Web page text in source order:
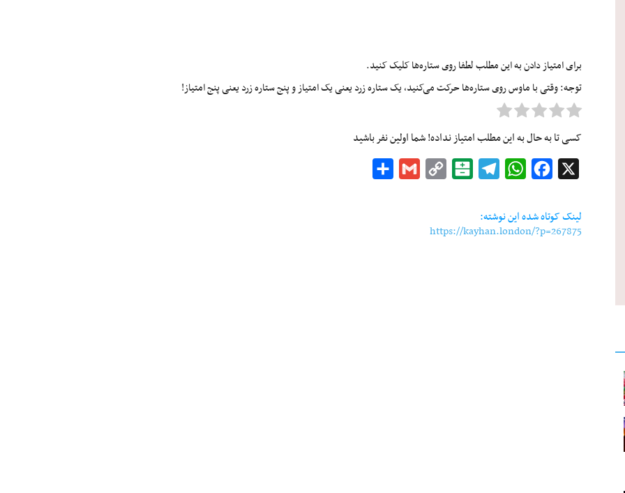
برای امتیاز دادن به این مطلب لطفا روی ستاره‌ها کلیک کنید.
توجه: وقتی با ماوس روی ستاره‌ها حرکت می‌کنید، یک ستاره زرد یعنی یک امتیاز و پنج ستاره زرد یعنی پنج امتیاز!
کسی تا به حال به این مطلب امتیاز نداده! شما اولین نفر باشید
Facebook
WhatsApp
Telegram
Balatarin
Copy
Gmail
لینک کوتاه شده این نوشته:
https://kayhan.london/?p=267875